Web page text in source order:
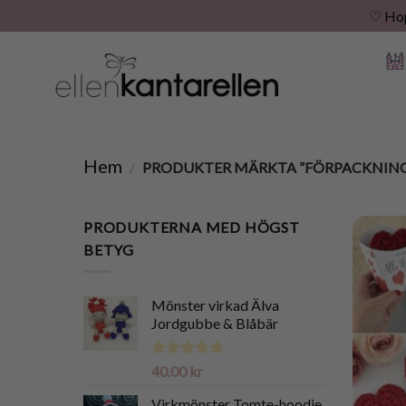
♡
Hem / PRODUKTER MÄRKTA
PRODUKTERNA MED HÖGST
BETYG
Mönster virkad Älva
Jordgubbe & Blåbär
Betygsatt
40.00 kr